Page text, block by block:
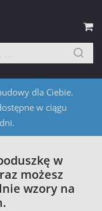
dla Ciebie.
w ciągu
w
możesz
wzory na